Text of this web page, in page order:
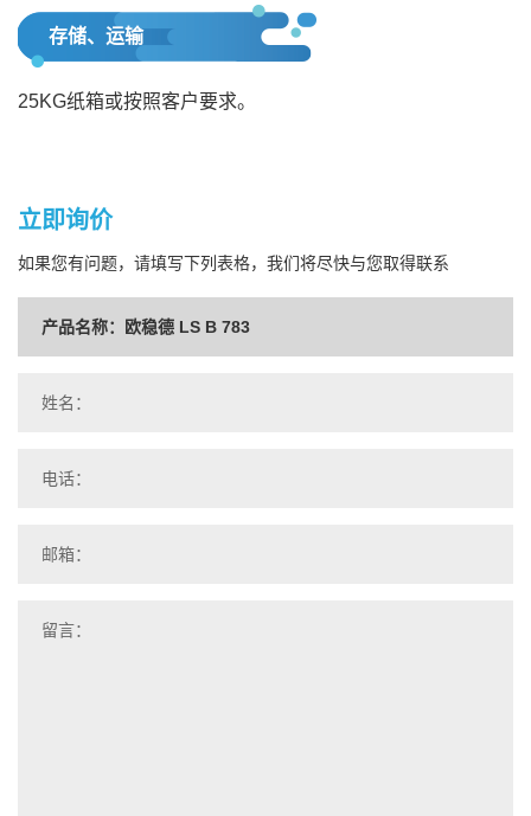
存储、运输
25KG纸箱或按照客户要求。
立即询价
如果您有问题，请填写下列表格，我们将尽快与您取得联系